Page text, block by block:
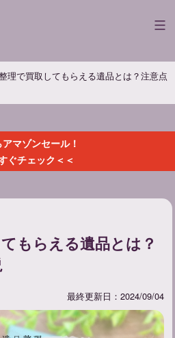
理で買取してもらえる遺品とは？注意点
マゾンセール！
ぐチェック＜＜
もらえる遺品とは？
最終更新日：2024/09/04